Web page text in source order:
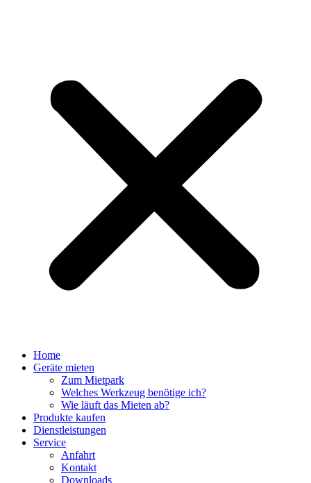
Home
Geräte mieten
Zum Mietpark
Welches Werkzeug benötige ich?
Wie läuft das Mieten ab?
Produkte kaufen
Dienstleistungen
Service
Anfahrt
Kontakt
Downloads